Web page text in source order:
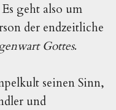
geht also um
der endzeitliche
Gottes.
seinen Sinn,
und